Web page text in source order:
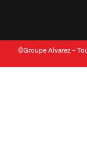
©Groupe Alvarez –